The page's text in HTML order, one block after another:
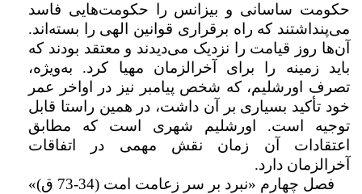
حکومت ساسانی و بیزانس را حکومت‌هایی فاسد
می‌پنداشتند که راه برقراری قوانین الهی را بسته‌اند.
آن‌ها روز قیامت را نزدیک می‌دیدند و معتقد بودند که
باید زمینه را برای آخرالزمان مهیا کرد. به‌ویژه،
تصرف اورشلیم، که شخص پیامبر نیز در اواخر عمر
خود تأکید بسیاری بر آن داشت، در همین راستا قابل
توجیه است. اورشلیم شهری است که مطابق
اعتقادات آن زمان نقش مهمی در اتفاقات
آخرالزمان دارد.
فصل چهارم «نبرد بر سر زعامت امت (34-73 ق)»